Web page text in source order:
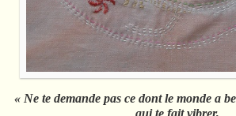
« Ne te demande pas ce dont le monde a
qui te fait vibrer,